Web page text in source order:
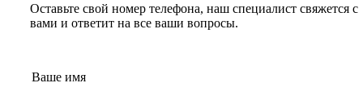
Оставьте свой номер телефона, наш специалист свяжется с
вами и ответит на все ваши вопросы.